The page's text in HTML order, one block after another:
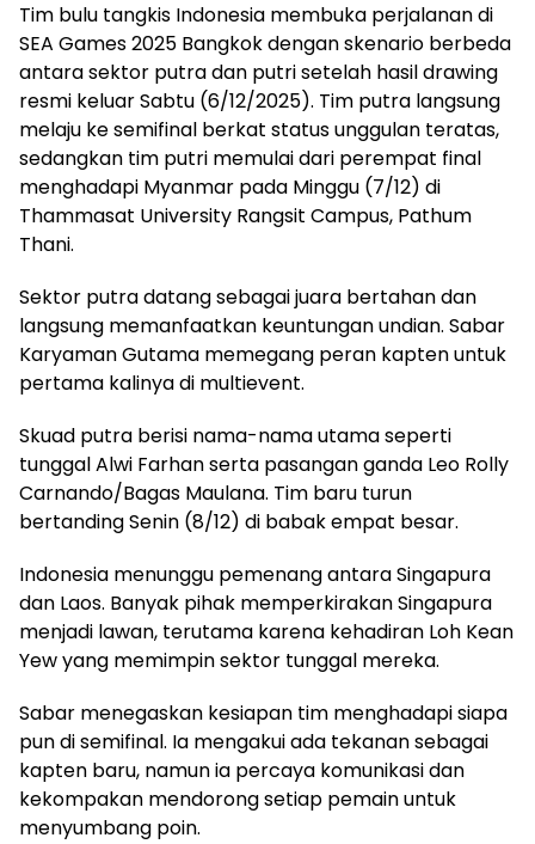
Tim bulu tangkis Indonesia membuka perjalanan di
SEA Games 2025 Bangkok dengan skenario berbeda
antara sektor putra dan putri setelah hasil drawing
resmi keluar Sabtu (6/12/2025). Tim putra langsung
melaju ke semifinal berkat status unggulan teratas,
sedangkan tim putri memulai dari perempat final
menghadapi Myanmar pada Minggu (7/12) di
Thammasat University Rangsit Campus, Pathum
Thani.
Sektor putra datang sebagai juara bertahan dan
langsung memanfaatkan keuntungan undian. Sabar
Karyaman Gutama memegang peran kapten untuk
pertama kalinya di multievent.
Skuad putra berisi nama-nama utama seperti
tunggal Alwi Farhan serta pasangan ganda Leo Rolly
Carnando/Bagas Maulana. Tim baru turun
bertanding Senin (8/12) di babak empat besar.
Indonesia menunggu pemenang antara Singapura
dan Laos. Banyak pihak memperkirakan Singapura
menjadi lawan, terutama karena kehadiran Loh Kean
Yew yang memimpin sektor tunggal mereka.
Sabar menegaskan kesiapan tim menghadapi siapa
pun di semifinal. Ia mengakui ada tekanan sebagai
kapten baru, namun ia percaya komunikasi dan
kekompakan mendorong setiap pemain untuk
menyumbang poin.